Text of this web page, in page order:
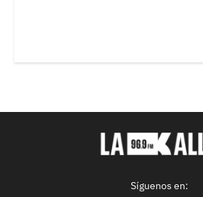
Síguenos en: